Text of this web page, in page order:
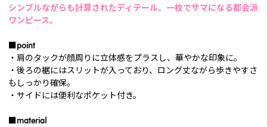
シンプルながらも計算されたディテール。一枚でサマになる都会派
ワンピース。
■point
・肩のタックが顔周りに立体感をプラスし、華やかな印象に。
・後ろの裾にはスリットが入っており、ロング丈ながら歩きやすさ
もしっかり確保。
・サイドには便利なポケット付き。
■material